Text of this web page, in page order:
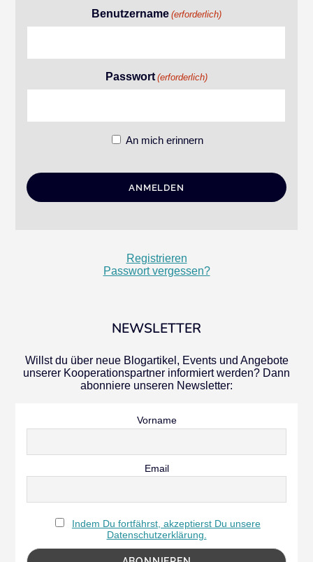
Benutzername (erforderlich)
Passwort (erforderlich)
An mich erinnern
Registrieren
Passwort vergessen?
NEWSLETTER
Willst du über neue Blogartikel, Events und Angebote
unserer Kooperationspartner informiert werden? Dann
abonniere unseren Newsletter:
Vorname
Email
Indem Du fortfährst, akzeptierst Du unsere
Datenschutzerklärung.